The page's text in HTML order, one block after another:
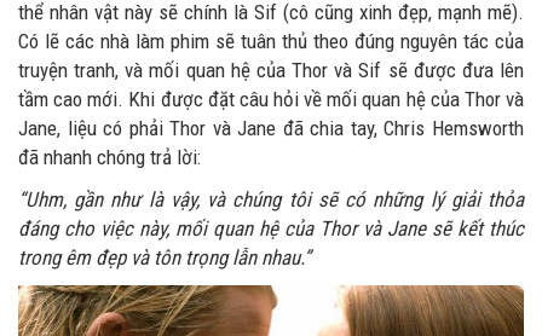
thể nhân vật này sẽ chính là Sif (cô cũng xinh đẹp, mạnh mẽ).
Có lẽ các nhà làm phim sẽ tuân thủ theo đúng nguyên tác của
truyện tranh, và mối quan hệ của Thor và Sif sẽ được đưa lên
tầm cao mới. Khi được đặt câu hỏi về mối quan hệ của Thor và
Jane, liệu có phải Thor và Jane đã chia tay, Chris Hemsworth
đã nhanh chóng trả lời:
“Uhm, gần như là vậy, và chúng tôi sẽ có những lý giải thỏa
đáng cho việc này, mối quan hệ của Thor và Jane sẽ kết thúc
trong êm đẹp và tôn trọng lẫn nhau.”